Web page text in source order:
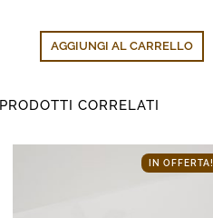
AGGIUNGI AL CARRELLO
PRODOTTI CORRELATI
IN OFFERTA!